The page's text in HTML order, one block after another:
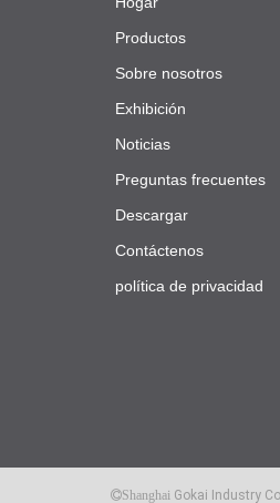
Productos
Sobre nosotros
Exhibición
Noticias
Preguntas frecuentes
Descargar
Contáctenos
política de privacidad
Shanghai Gokai Industry